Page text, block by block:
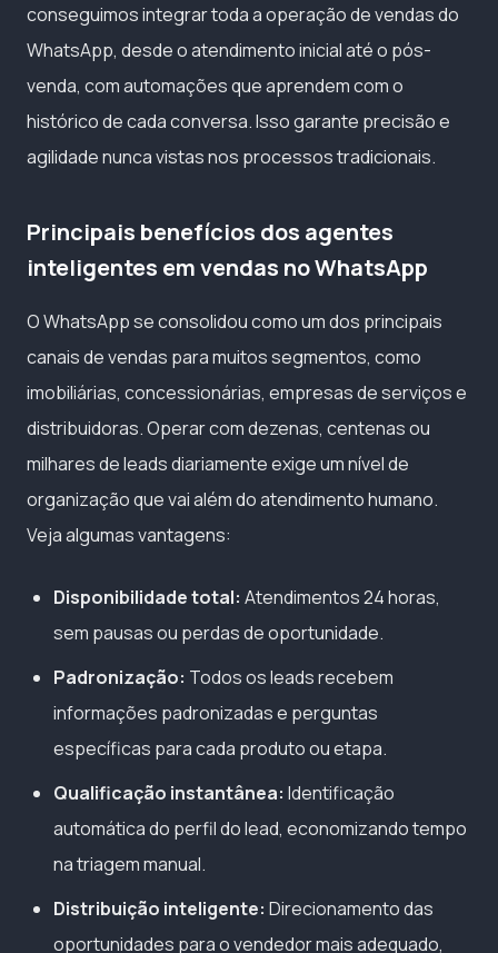
conseguimos integrar toda a operação de vendas do
WhatsApp, desde o atendimento inicial até o pós-
venda, com automações que aprendem com o
histórico de cada conversa. Isso garante precisão e
agilidade nunca vistas nos processos tradicionais.
Principais benefícios dos agentes
inteligentes em vendas no WhatsApp
O WhatsApp se consolidou como um dos principais
canais de vendas para muitos segmentos, como
imobiliárias, concessionárias, empresas de serviços e
distribuidoras. Operar com dezenas, centenas ou
milhares de leads diariamente exige um nível de
organização que vai além do atendimento humano.
Veja algumas vantagens:
Disponibilidade total: Atendimentos 24 horas,
sem pausas ou perdas de oportunidade.
Padronização: Todos os leads recebem
informações padronizadas e perguntas
específicas para cada produto ou etapa.
Qualificação instantânea: Identificação
automática do perfil do lead, economizando tempo
na triagem manual.
Distribuição inteligente: Direcionamento das
oportunidades para o vendedor mais adequado,